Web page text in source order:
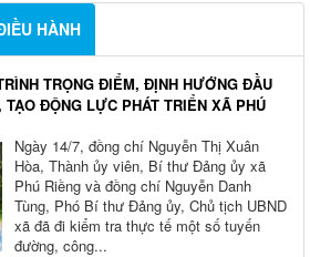
HÀNH
TRỌNG ĐIỂM, ĐỊNH HƯỚNG ĐẦU
ĐỘNG LỰC PHÁT TRIỂN XÃ PHÚ
Ngày 14/7, đồng chí Nguyễn Thị Xuân
Hòa, Thành ủy viên, Bí thư Đảng ủy xã
Phú Riềng và đồng chí Nguyễn Danh
Tùng, Phó Bí thư Đảng ủy, Chủ tịch UBND
xã đã đi kiểm tra thực tế một số tuyến
đường, công...